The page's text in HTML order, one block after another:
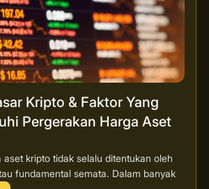
Kripto & Faktor Yang
Pergerakan Harga Aset
aset kripto tidak selalu ditentukan oleh
fundamental semata. Dalam banyak